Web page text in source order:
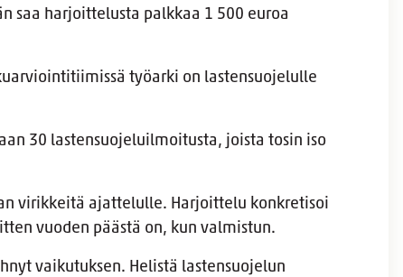
saa harjoittelusta palkkaa 1 500 euroa
työarki on lastensuojelulle
30 lastensuojeluilmoitusta, joista tosin iso
virikkeitä ajattelulle. Harjoittelu konkretisoi
vuoden päästä on, kun valmistun.
vaikutuksen. Helistä lastensuojelun